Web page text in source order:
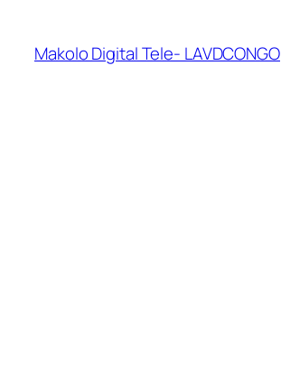
Makolo Digital Tele- LAVDCONGO